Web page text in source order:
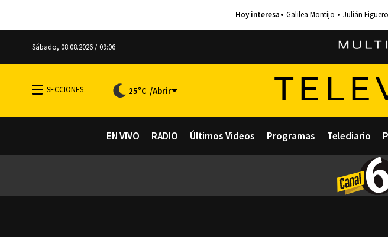
Galilea Montijo Julián
Sábado, 08.08.2026 / 09:06
25°C
EN VIVO RADIO Últimos Videos Programas Telediario